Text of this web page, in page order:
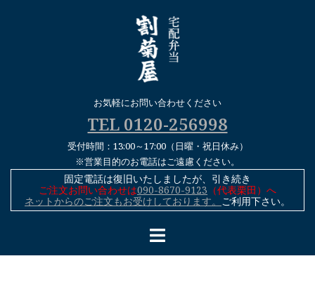
お気軽にお問い合わせください
TEL 0120-256998
受付時間：13:00～17:00（日曜・祝日休み）
※営業目的のお電話はご遠慮ください。
固定電話は復旧いたしましたが、引き続き
ご注文お問い合わせは090-8670-9123 （代表栗田）へ
ネットからのご注文もお受けしております。 ご利用下さい。